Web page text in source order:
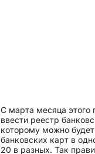
С марта месяца этого
ввести реестр
которому можно
банковских карт в
20 в разных. Так